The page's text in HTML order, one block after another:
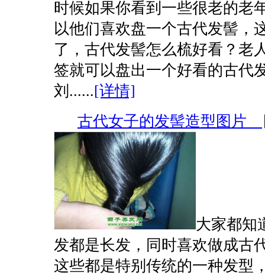
时候如果你看到一些很老的老
以他们喜欢盘一个古代发髻，
了，古代发髻怎么梳好看？老
签就可以盘出一个好看的古代
刘......[详情]
古代女子的发髻造型图片
大家都知
发都是长发，同时喜欢做成古
这些都是特别传统的一种发型